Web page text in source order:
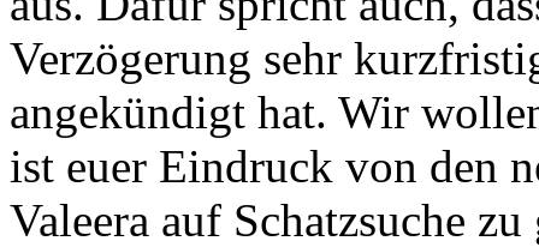
Verzögerung sehr
angekündigt hat. Wir
ist euer Eindruck von den
Valeera auf Schatzsuche zu